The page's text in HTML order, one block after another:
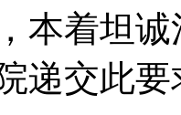
本着坦
递交此要